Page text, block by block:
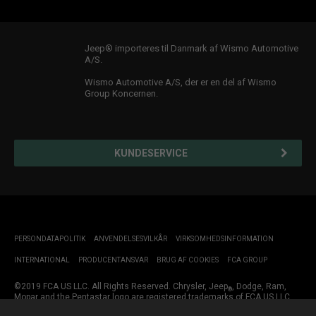
Jeep® importeres til Danmark af Wismo Automotive
A/S.
Wismo Automotive A/S, der er en del af Wismo
Group Koncernen.
KUNDESERVICE
PERSONDATAPOLITIK ANVENDELSESVILKÅR VIRKSOMHEDSINFORMATION
INTERNATIONAL PRODUCENTANSVAR BRUG AF COOKIES FCA GROUP
©2019 FCA US LLC. All Rights Reserved. Chrysler, Jeep®, Dodge, Ram,
Mopar and the Pentastar logo are registered trademarks of FCA US LLC.